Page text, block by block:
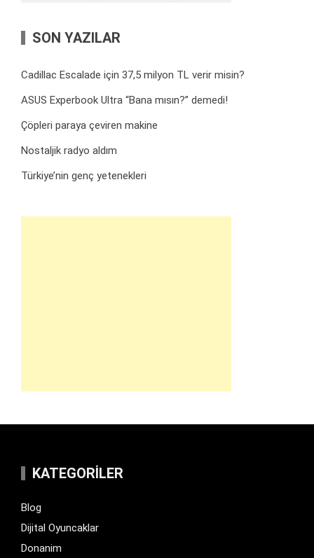
SON YAZILAR
Cadillac Escalade için 37,5 milyon TL verir misin?
ASUS Experbook Ultra “Bana mısın?” demedi!
Çöpleri paraya çeviren makine
Nostaljik radyo aldım
Türkiye’nin genç yetenekleri
KATEGORILER
Blog
Dijital Oyuncaklar
Donanim